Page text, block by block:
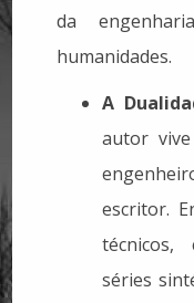
da
humanidades.
A
autor
escritor.
técnicos,
séries